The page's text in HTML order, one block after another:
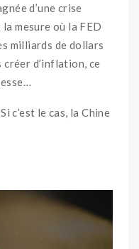
d’une crise
mesure où la FED
milliards de dollars
créer d’inflation, ce
c’est le cas, la Chine